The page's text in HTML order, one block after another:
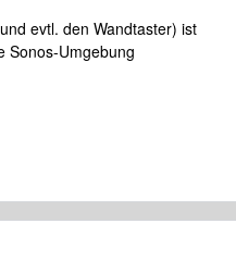
evtl. den Wandtaster) ist
Sonos-Umgebung